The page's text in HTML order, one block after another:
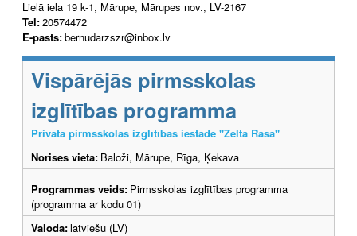
Lielā iela 19 k-1, Mārupe, Mārupes nov., LV-2167
Tel:20574472
E-pasts:bernudarzszr@inbox.lv
Vispārējās pirmsskolas
izglītības programma
Privātā pirmsskolas izglītības iestāde "Zelta Rasa"
Norises vieta: Baloži, Mārupe, Rīga, Ķekava
Programmas veids: Pirmsskolas izglītības programma
(programma ar kodu 01)
Valoda:latviešu (LV)